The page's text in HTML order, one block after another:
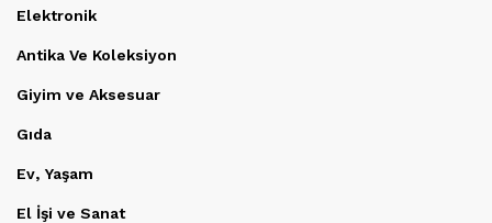
Elektronik
Antika Ve Koleksiyon
Giyim ve Aksesuar
Gıda
Ev, Yaşam
El İşi ve Sanat